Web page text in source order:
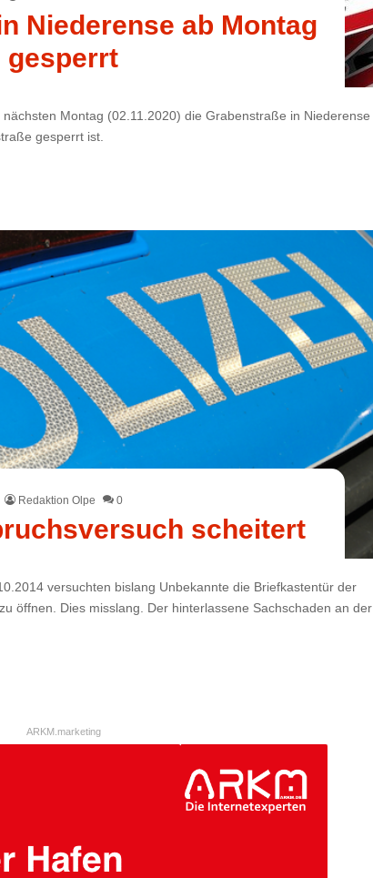
Niederense ab Montag
gesperrt
Montag (02.11.2020) die Grabenstraße in Niederense
gesperrt ist.
Redaktion Olpe 0
scheitert
versuchten bislang Unbekannte die Briefkastentür der
öffnen. Dies misslang. Der hinterlassene Sachschaden an der
ARKM.marketing